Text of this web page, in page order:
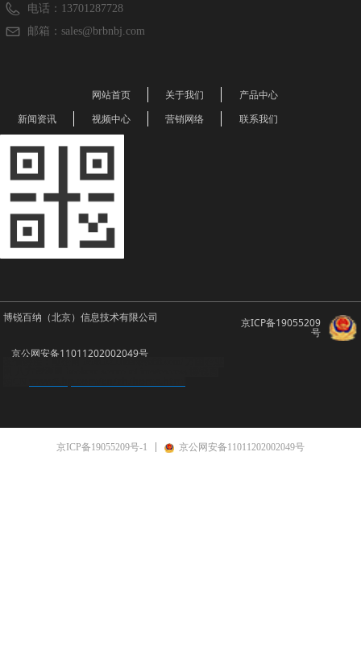
电话： 13701287728
邮箱： sales@brbnbj.com
网站首页 关于我们 产品中心
新闻资讯 视频中心 营销网络 联系我们
博锐百纳（北京）信息技术有限公司 京ICP备19055209
号
京公网安备11011202002049号
京ICP备19055209号-1 京公网安备11011202002049号